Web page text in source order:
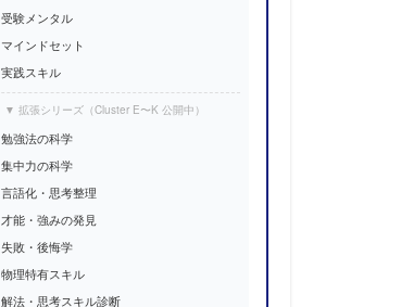
受験メンタル
マインドセット
実践スキル
▼ 拡張シリーズ（Cluster E〜K 公開中）
勉強法の科学
集中力の科学
言語化・思考整理
才能・強みの発見
失敗・後悔学
物理特有スキル
解法・思考スキル診断